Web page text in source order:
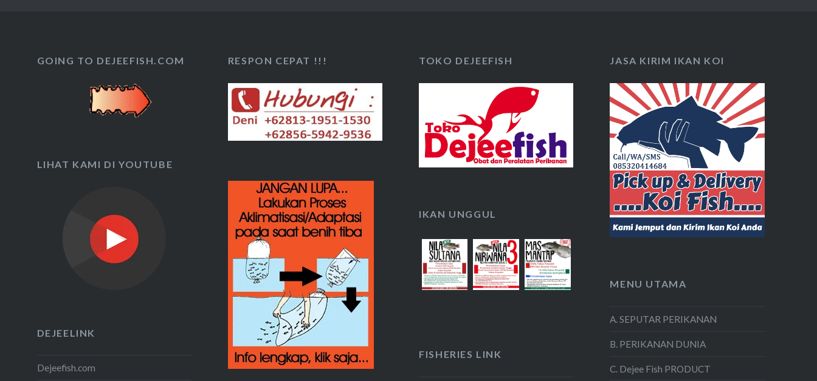
GOING TO DEJEEFISH.COM RESPON CEPAT !!! TOKO DEJEEFISH JASA KIRIM IKAN KOI
LIHAT KAMI DI YOUTUBE
IKAN UNGGUL
MENU UTAMA
A. SEPUTAR PERIKANAN
B. PERIKANAN DUNIA
C. Dejee Fish PRODUCT
DEJEELINK
Dejeefish.com
FISHERIES LINK